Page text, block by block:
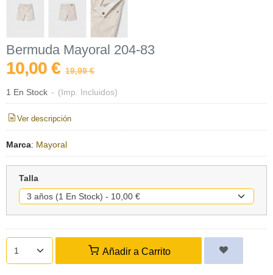
Bermuda Mayoral 204-83
10,00 € 19,99 €
1 En Stock - (Imp. Incluidos)
Ver descripción
Marca: Mayoral
Talla
Añadir a Carrito